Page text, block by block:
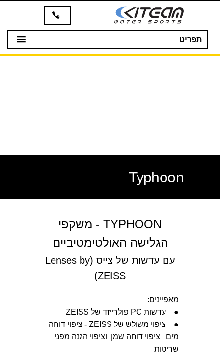
תפריט
Typhoon
TYPHOON - משקפי
הגלישה האולטימטיביים
עם עדשות של צייס (Lenses by
ZEISS)
מאפיינים:
● עדשות PC פולרייזד של ZEISS
● ציפוי משולש של ZEISS - ציפוי דוחה
מים, ציפוי דוחה שמן, וציפוי הגנה מפני
שריטות